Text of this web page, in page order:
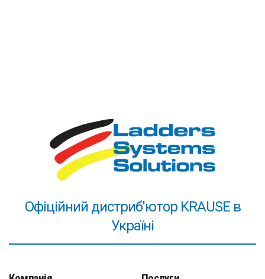
виробництва дозволяють нам тримати виробничі
витрати на одиницю продукції на низькому рівні.
Високим залишається тільки якість (і ціна)
алюмінієвого профілю та комплектуючих частин.
5. Надійність постачання та сервіс!
років ми забезпечуємо безперебійність постачання
драбин KRAUSE в Україну. Купити продукцію Ви
Офіційний дистриб'ютор KRAUSE в
Україні